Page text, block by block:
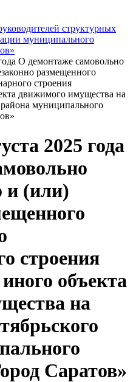
структурных
муниципального
О демонтаже самовольно
размещенного
строения
движимого имущества на
муниципального
2025 года
и (или)
строения
объекта
на
Саратов»